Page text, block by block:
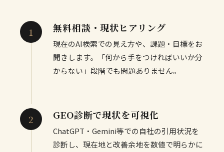
無料相談・現状ヒアリング
現在のAI検索での見え方や、課題・目標をお
聞きします。「何から手をつければいいか分
からない」段階でも問題ありません。
GEO診断で現状を可視化
ChatGPT・Gemini等での自社の引用状況を
診断し、現在地と改善余地を数値で明らかに